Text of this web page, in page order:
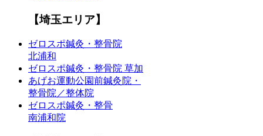
【埼玉エリア】
ゼロスポ鍼灸・整骨院
北浦和
ゼロスポ鍼灸・整骨院 草加
あげお運動公園前鍼灸院・
整骨院／整体院
ゼロスポ鍼灸・整骨
南浦和院